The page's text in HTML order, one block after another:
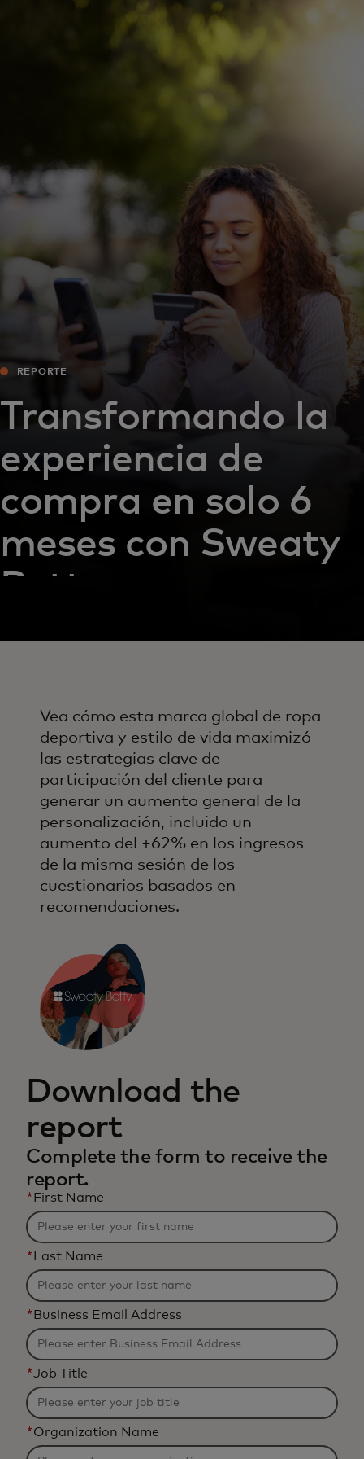
Para innovadores
Noticias y tendencias
REPORTE
Transformando la
experiencia de
compra en solo 6
meses con Sweaty
Betty
Vea cómo esta marca global de ropa
deportiva y estilo de vida maximizó
las estrategias clave de
participación del cliente para
generar un aumento general de la
personalización, incluido un
aumento del +62% en los ingresos
de la misma sesión de los
cuestionarios basados en
recomendaciones.
Download the
report
Complete the form to receive the
report.
* First Name
* Last Name
* Business Email Address
*Job Title
*Organization Name